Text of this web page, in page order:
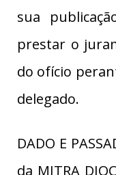
sua
prestar o
do ofício
delegado.
DADO E
da MITRA